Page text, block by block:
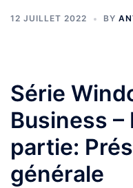
12 JUILLET 2022 BY
Série
Business –
partie:
générale